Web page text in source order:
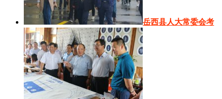
岳西县人大常委会考